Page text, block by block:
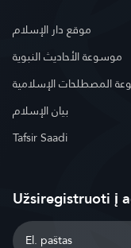
موقع دار الإسلام
موسوعة الأحاديث النبوية
المصطلحات الإسلامية
بيان الإسلام
Tafsir Saadi
Užsiregistruoti į